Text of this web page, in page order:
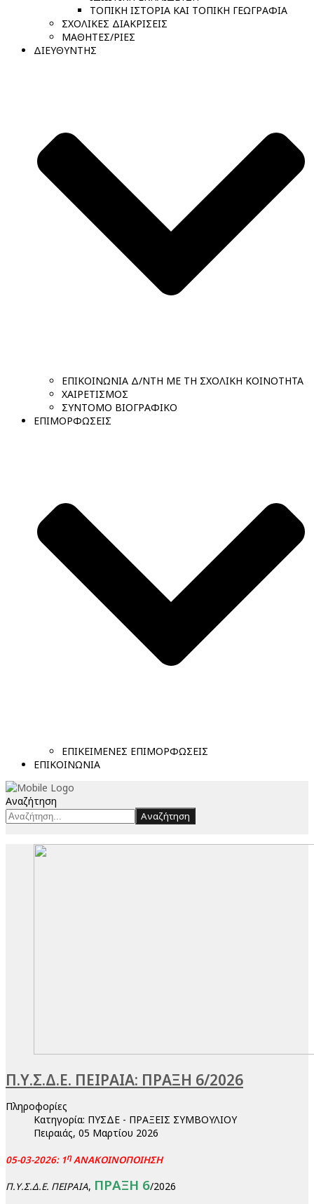
ΤΟΠΙΚΗ ΙΣΤΟΡΙΑ ΚΑΙ ΤΟΠΙΚΗ ΓΕΩΓΡΑΦΙΑ
ΣΧΟΛΙΚΕΣ ΔΙΑΚΡΙΣΕΙΣ
ΜΑΘΗΤΕΣ/ΡΙΕΣ
ΔΙΕΥΘΥΝΤΗΣ
ΕΠΙΚΟΙΝΩΝΙΑ Δ/ΝΤΗ ΜΕ ΤΗ ΣΧΟΛΙΚΗ ΚΟΙΝΟΤΗΤΑ
ΧΑΙΡΕΤΙΣΜΟΣ
ΣΥΝΤΟΜΟ ΒΙΟΓΡΑΦΙΚΟ
ΕΠΙΜΟΡΦΩΣΕΙΣ
ΕΠΙΚΕΙΜΕΝΕΣ ΕΠΙΜΟΡΦΩΣΕΙΣ
ΕΠΙΚΟΙΝΩΝΙΑ
Αναζήτηση
Αναζήτηση
Π.Υ.Σ.Δ.Ε. ΠΕΙΡΑΙΑ: ΠΡΑΞΗ 6/2026
Πληροφορίες
Κατηγορία: ΠΥΣΔΕ - ΠΡΑΞΕΙΣ ΣΥΜΒΟΥΛΙΟΥ
Πειραιάς, 05 Μαρτίου 2026
05-03-2026: 1ηΑΝΑΚΟΙΝΟΠΟΙΗΣΗ
Π.Υ.Σ.Δ.Ε. ΠΕΙΡΑΙΑ, ΠΡΑΞΗ 6/2026